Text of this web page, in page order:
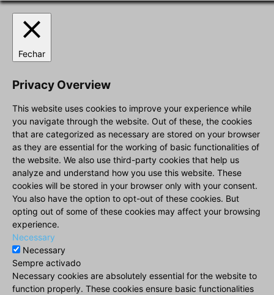
Fechar
Privacy Overview
This website uses cookies to improve your experience while
you navigate through the website. Out of these, the cookies
that are categorized as necessary are stored on your browser
as they are essential for the working of basic functionalities of
the website. We also use third-party cookies that help us
analyze and understand how you use this website. These
cookies will be stored in your browser only with your consent.
You also have the option to opt-out of these cookies. But
opting out of some of these cookies may affect your browsing
experience.
Necessary
Necessary
Sempre activado
Necessary cookies are absolutely essential for the website to
function properly. These cookies ensure basic functionalities